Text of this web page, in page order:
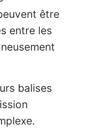
être
entre les
balises